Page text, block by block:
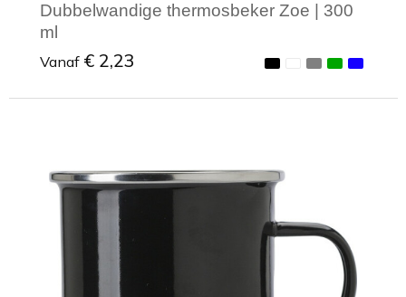
Dubbelwandige thermosbeker Zoe | 300
ml
Vanaf € 2,23